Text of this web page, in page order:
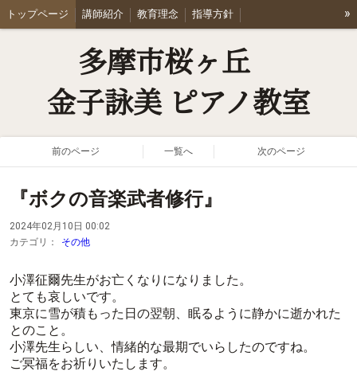
トップページ 講師紹介 教育理念 指導方針
Q & A ブログ リンク集 会員専用ページ
»
多摩市桜ヶ丘
金子詠美 ピアノ教室
前のページ 一覧へ 次のページ
『ボクの音楽武者修行』
2024年02月10日 00:02
カテゴリ：
その他
小澤征爾先生がお亡くなりになりました。
とても哀しいです。
東京に雪が積もった日の翌朝、眠るように静かに逝かれた
とのこと。
小澤先生らしい、情緒的な最期でいらしたのですね。
ご冥福をお祈りいたします。